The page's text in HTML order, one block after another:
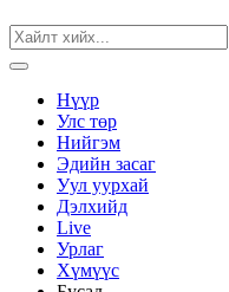
Нүүр
Улс төр
Нийгэм
Эдийн засаг
Уул уурхай
Дэлхийд
Live
Урлаг
Хүмүүс